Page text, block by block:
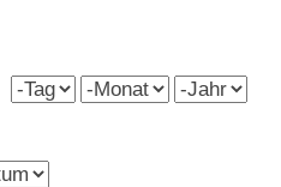
date_start (field_date_start)
Tag Monat Jahr